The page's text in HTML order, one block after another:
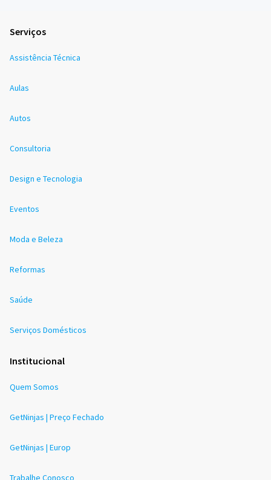
Serviços
Assistência Técnica
Aulas
Autos
Consultoria
Design e Tecnologia
Eventos
Moda e Beleza
Reformas
Saúde
Serviços Domésticos
Institucional
Quem Somos
GetNinjas | Preço Fechado
GetNinjas | Europ
Trabalhe Conosco